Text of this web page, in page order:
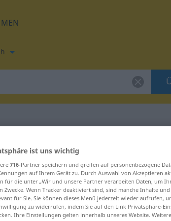
für "culit se"
ist uns wichtig
716-Partner speichern und greifen auf personenbezogene
auf Ihrem Gerät zu. Durch Auswahl von Akzeptieren
für die unter „Wir und unsere Partner verarbeiten Daten, um
Zwecke. Wenn Tracker deaktiviert sind, sind manche Inhalte
für Sie. Sie können dieses Menü jederzeit wieder aufrufen,
zu widerrufen, indem Sie auf den Link Privatsphäre-
Ihre Einstellungen gelten innerhalb unseres Website.